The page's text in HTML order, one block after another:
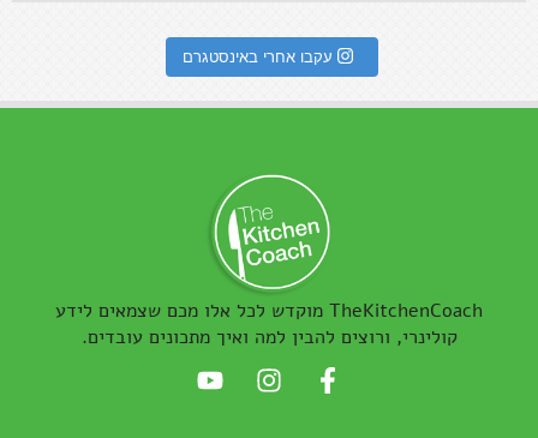
עקבו אחרי באינסטגרם
TheKitchenCoach מוקדש לכל אלו מכם שצמאים לידע
קולינרי, ורוצים להבין למה ואיך מתכונים עובדים.